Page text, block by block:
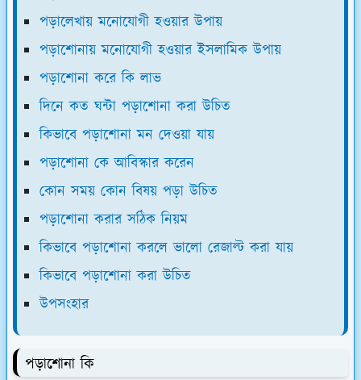
পড়ালেখায় মনোযোগী হওয়ার উপায়
পড়াশোনায় মনোযোগী হওয়ার ইসলামিক উপায়
পড়াশোনা করে কি লাভ
দিনে কত ঘন্টা পড়াশোনা করা উচিত
কিভাবে পড়াশোনা মন দেওয়া যায়
পড়াশোনা কে আবিস্কার করেন
কোন সময় কোন বিষয় পড়া উচিত
পড়াশোনা করার সঠিক নিয়ম
কিভাবে পড়াশোনা করলে ভালো রেজাল্ট করা যায়
কিভাবে পড়াশোনা করা উচিত
উপসংহার
পড়াশোনা কি